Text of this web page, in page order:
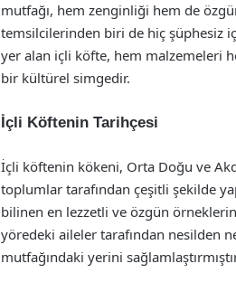
mutfağı, hem zenginliği hem de
temsilcilerinden biri de hiç şüphesiz
yer alan içli köfte, hem malzemeleri
bir kültürel simgedir.
İçli Köftenin Tarihçesi
İçli köftenin kökeni, Orta Doğu ve
toplumlar tarafından çeşitli şekilde
bilinen en lezzetli ve özgün
yöredeki aileler tarafından nesilden
mutfağındaki yerini